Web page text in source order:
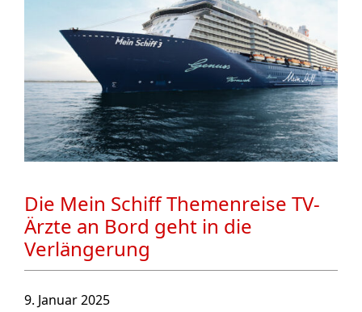
Die Mein Schiff Themenreise TV-
Ärzte an Bord geht in die
Verlängerung
9. Januar 2025